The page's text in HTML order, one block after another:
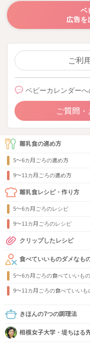
ベ
広告を
ご利
ベビーカレンダー
ご質問
離乳食の進め方
5～6カ月ごろの進め方
9〜11カ月ごろの進め方
離乳食レシピ・作り方
5～6カ月ごろのレシピ
9〜11カ月ごろのレシピ
クリップしたレシピ
食べていいものダメなも
5～6カ月ごろの食べていいもの
9〜11カ月ごろの食べていいも
きほんの7つの調理法
相模女子大学・堤ちはる